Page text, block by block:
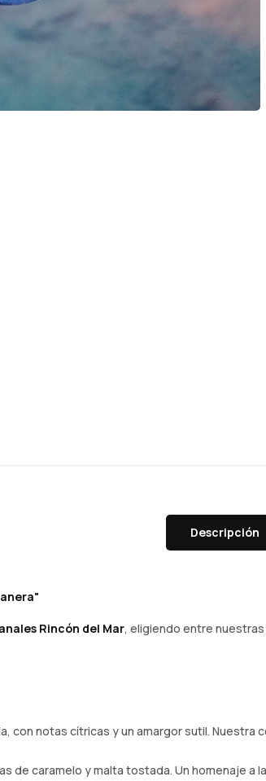
Descripción
Rincón del Mar, eligiendo entre
con notas cítricas y un amargor sutil. Nuestra
de caramelo y malta tostada. Un homenaje a